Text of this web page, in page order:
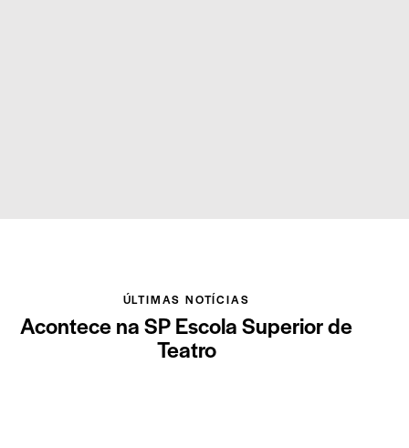
ÚLTIMAS NOTÍCIAS
Acontece na SP Escola Superior de
Teatro